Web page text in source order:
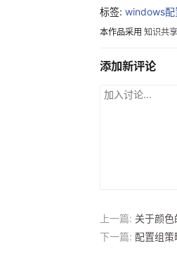
标签: windows配
本作品采用 知识共
添加新评论
上一篇: 关于颜色
下一篇: 配置组